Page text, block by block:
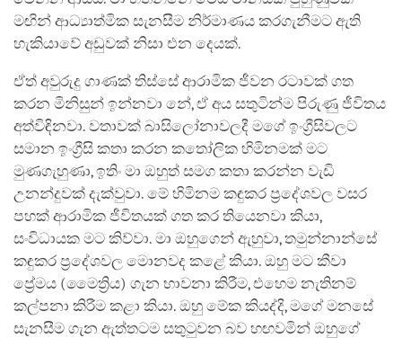
මඟින් ආධ්‍යාත්මික සැනසීම නිර්මාණය කරගැනීමට ඇති
හැකියාවේ අඩුවක් නිසා එන දෙයක්.
ඒත් අවුරුදු ගාණක් තිස්සේ ආරාමික ජීවන රටාවක් ගත
කරන මිනිසුන් ඉන්නවා නේ, ඒ අය සතුටින්ම පිරුණු ජීවිතය
අත්විඳිනවා. වතාවක් බාසිලෝනාවලදී මගේ ඉංග්‍රීසිවලට
සමාන ඉංග්‍රීසි කතා කරන කතෝලික හිමිනමක් මට
මුණගැහුණා, ඉතිං මා ඔහුත් සමග කතා කරන්න වැඩි
උනන්දුවක් දැක්වුවා. මේ හිමිනම කඳුකර ප්‍රදේශවල වසර
පහක් ආරාමික ජීවිතයක් ගත කර තියෙනවා කියා,
සංවිධායක මට කිව්වා. මා ඔහුගෙන් ඇහුවා, තමුන්නාන්සේ
කඳුකර ප්‍රදේශවල මොනවද කළේ කියා. ඔහු මට කීවා
ප්‍රේමය (මෛත්‍රිය) ගැන භාවනා කිරීම, එහෙම නැතිනම්
කල්පනා කිරීම කළා කියා. ඔහු මේක කියද්දි, මගේ මනසේ
සැනසීම ගැන ඇත්තටම සතුටුවන බව හඟවමින් ඔහුගේ